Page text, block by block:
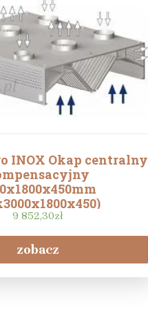
INOX Okap centralny
9 852,30zł
zobacz